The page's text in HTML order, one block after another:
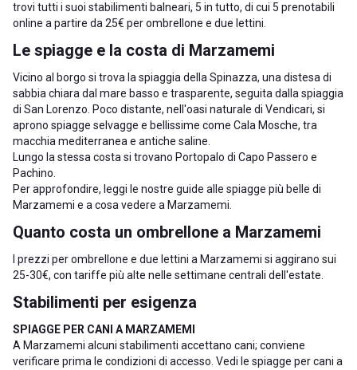
trovi tutti i suoi stabilimenti balneari, 5 in tutto, di cui 5 prenotabili
online a partire da 25€ per ombrellone e due lettini.
Le spiagge e la costa di Marzamemi
Vicino al borgo si trova la spiaggia della Spinazza, una distesa di
sabbia chiara dal mare basso e trasparente, seguita dalla spiaggia
di San Lorenzo. Poco distante, nell'oasi naturale di Vendicari, si
aprono spiagge selvagge e bellissime come Cala Mosche, tra
macchia mediterranea e antiche saline.
Lungo la stessa costa si trovano Portopalo di Capo Passero e
Pachino
Per approfondire, leggi le nostre guide alle spiagge più belle di
Marzamemi e a cosa vedere a Marzamemi
Quanto costa un ombrellone a Marzamemi
I prezzi per ombrellone e due lettini a Marzamemi si aggirano sui
25-30€, con tariffe più alte nelle settimane centrali dell'estate.
Stabilimenti per esigenza
SPIAGGE PER CANI A MARZAMEMI
A Marzamemi alcuni stabilimenti accettano cani; conviene
verificare prima le condizioni di accesso. Vedi le spiagge per cani a